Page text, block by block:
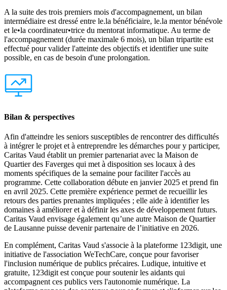
A la suite des trois premiers mois d'accompagnement, un bilan
intermédiaire est dressé entre le.la bénéficiaire, le.la mentor bénévole
et le•la coordinateur•trice du mentorat informatique. Au terme de
l'accompagnement (durée maximale 6 mois), un bilan tripartite est
effectué pour valider l'atteinte des objectifs et identifier une suite
possible, en cas de besoin d'une prolongation.
Bilan & perspectives
Afin d'atteindre les seniors susceptibles de rencontrer des difficultés
à intégrer le projet et à entreprendre les démarches pour y participer,
Caritas Vaud établit un premier partenariat avec la Maison de
Quartier des Faverges qui met à disposition ses locaux à des
moments spécifiques de la semaine pour faciliter l'accès au
programme. Cette collaboration débute en janvier 2025 et prend fin
en avril 2025. Cette première expérience permet de recueillir les
retours des parties prenantes impliquées ; elle aide à identifier les
domaines à améliorer et à définir les axes de développement futurs.
Caritas Vaud envisage également qu’une autre Maison de Quartier
de Lausanne puisse devenir partenaire de l’initiative en 2026.
En complément, Caritas Vaud s'associe à la plateforme 123digit, une
initiative de l'association WeTechCare, conçue pour favoriser
l'inclusion numérique de publics précaires. Ludique, intuitive et
gratuite, 123digit est conçue pour soutenir les aidants qui
accompagnent ces publics vers l'autonomie numérique. La